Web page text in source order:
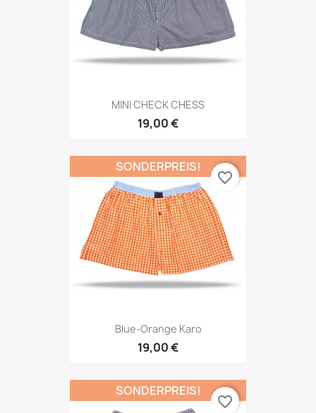
MINI CHECK CHESS
19,00 €
Blue-Orange Karo
19,00 €
SONDERPREIS!
favorite_border
SONDERPREIS!
favorite_border